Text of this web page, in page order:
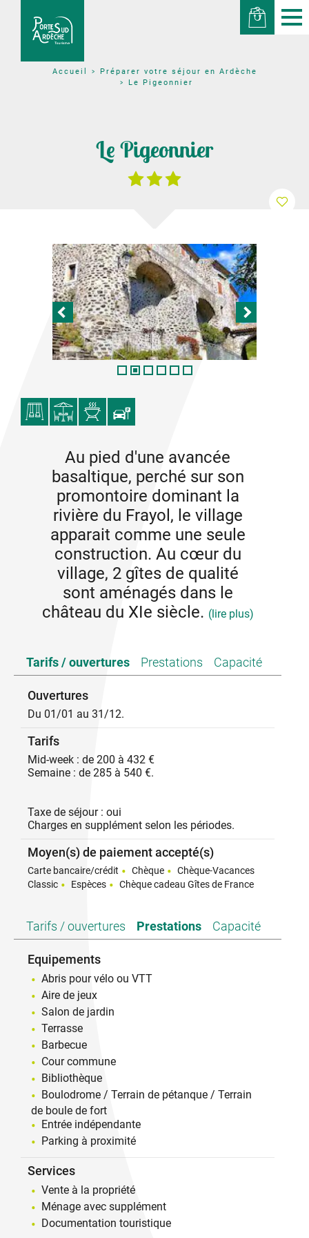
Accueil
Préparer votre séjour en Ardèche
Le Pigeonnier
Le Pigeonnier
Au pied d'une avancée
basaltique, perché sur son
promontoire dominant la
rivière du Frayol, le village
apparait comme une seule
construction. Au cœur du
village, 2 gîtes de qualité
sont aménagés dans le
château du XIe siècle. (lire plus)
cour fermée.
Gîte 2 : Séjour, c.cuisine toute équipée, coin salon,
canapé, 1ch (2 lits 1 pers), 2ch (2 lits 2 pers),
s.d'eau, wc, chauffage électrique, terrasse solarium
avec accès par la chambre, balcon plein sud avec
superbe vue sur la vallée.
A l'intérieur des remparts, des ruelles pittoresques, le
village d' Aubignas surprend ses visiteurs.
Montélimar 14km.
Tarifs / ouvertures Prestations Capacité
Ouvertures
Du 01/01 au 31/12.
Tarifs
Mid-week : de 200 à 432 €
Semaine : de 285 à 540 €.
Taxe de séjour : oui
Charges en supplément selon les périodes.
Moyen(s) de paiement accepté(s)
Carte bancaire/crédit Chèque
Chèque-Vacances
Classic
Espèces Chèque cadeau Gîtes de France
Tarifs / ouvertures Prestations Capacité
Equipements
Abris pour vélo ou VTT
Aire de jeux
Salon de jardin
Terrasse
Barbecue
Cour commune
Bibliothèque
Boulodrome / Terrain de pétanque / Terrain
de boule de fort
Entrée indépendante
Parking à proximité
Services
Vente à la propriété
Ménage avec supplément
Documentation touristique